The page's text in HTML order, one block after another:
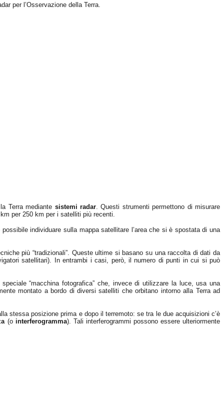
per l’Osservazione della Terra.
Terra mediante sistemi radar. Questi strumenti permettono di misurare
per 250 km per i satelliti più recenti.
individuare sulla mappa satellitare l’area che si è spostata di una
più “tradizionali”. Queste ultime si basano su una raccolta di dati da
satellitari). In entrambi i casi, però, il numero di punti in cui si può
“macchina fotografica” che, invece di utilizzare la luce, usa una
montato a bordo di diversi satelliti che orbitano intorno alla Terra ad
stessa posizione prima e dopo il terremoto: se tra le due acquisizioni c’è
(o interferogramma). Tali interferogrammi possono essere ulteriormente